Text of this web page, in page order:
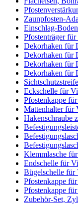
Zaunpfosten-
Einschlag-
Pfostenträger
Dekorhaken für
Dekorhaken für
Dekorhaken für
Dekorhaken für
Eckschelle für
Pfostenkappe
Mattenhalter für
Hakenschraube
Klemmlasche
Endschelle für
Bügelschelle für
Pfostenkappe
Pfostenkappe
Zubehör-Set,